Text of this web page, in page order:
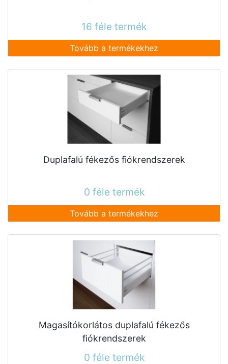
16 féle termék
Tovább a termékekhez
Duplafalú fékezős fiókrendszerek
0 féle termék
Tovább a termékekhez
Magasítókorlátos duplafalú fékezős
fiókrendszerek
0 féle termék